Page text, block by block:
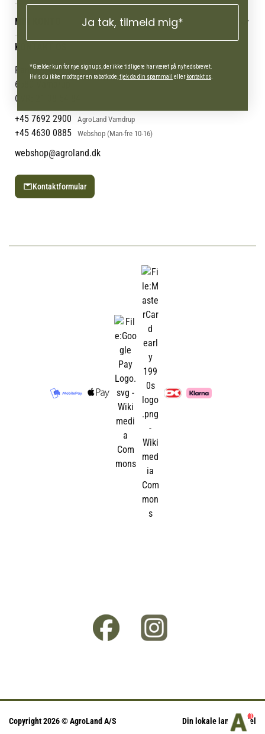
Levering & afhentning
Følg din bestilling
Persondatapolitik
Cookies
Returportal
Job
Mærker
Om os
Om Vestjyllands Andel
Blog
Ofte stillede spørgsmål
MIN KONTO
Administrer min konto
KONTAKT OS
Pantonevej 10
6580 Vamdrup
CVR: 21 38 54 84
+45 7692 2900
AgroLand Vamdrup
+45 4630 0885 Webshop (Man-fre 10-16)
webshop@agroland.dk
Kontaktformular
Copyright 2026 © AgroLand A/S Din lokale landhandel
1
Ja tak, tilmeld mig*
*Gælder kun for nye signups, der ikke tidligere har været på nyhedsbrevet.
Hvis du ikke modtager en rabatkode, tjek da din spammail ellerkontakt os